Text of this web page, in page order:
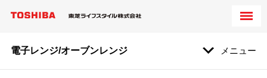
電子レンジ/オーブンレンジ メニュー